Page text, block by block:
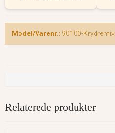
Model/Varenr.: 90100-Krydremix
Relaterede produkter